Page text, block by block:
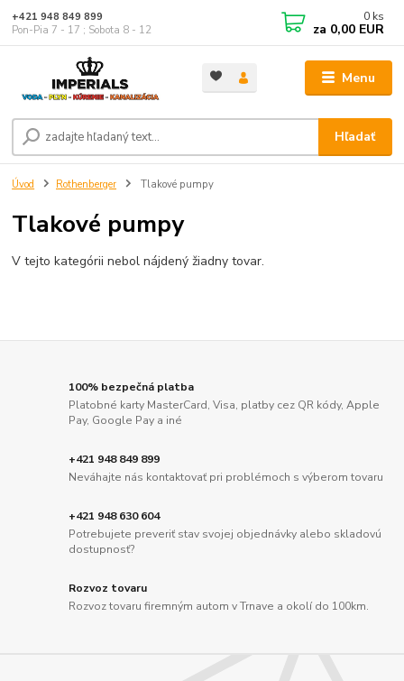
Menu
Hľadať
+421 948 849 899
Pon-Pia 7 - 17 ; Sobota 8 - 12
0 ks
za 0,00 EUR
Úvod Rothenberger Tlakové pumpy
Tlakové pumpy
V tejto kategórii nebol nájdený žiadny tovar.
100% bezpečná platba
Platobné karty MasterCard, Visa, platby cez QR kódy, Apple
Pay, Google Pay a iné
+421 948 849 899
Neváhajte nás kontaktovať pri problémoch s výberom tovaru
+421 948 630 604
Potrebujete preveriť stav svojej objednávky alebo skladovú
dostupnosť?
Rozvoz tovaru
Rozvoz tovaru firemným autom v Trnave a okolí do 100km.